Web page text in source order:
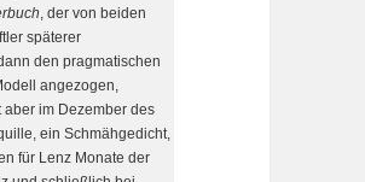
, der von beiden
späterer
den pragmatischen
angezogen,
aber im Dezember des
ein Schmähgedicht,
für Lenz Monate der